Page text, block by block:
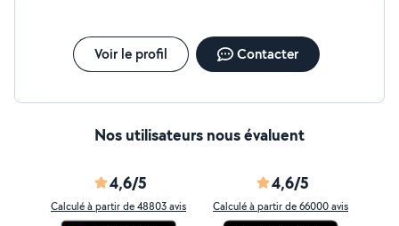
Voir le profil Contacter
Nos utilisateurs nous évaluent
4,6/5
Calculé à partir de 48803 avis
4,6/5
Calculé à partir de 66000 avis